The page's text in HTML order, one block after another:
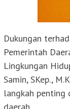
Dukungan
Pemerintah
Lingkungan
Samin, SKep.,
langkah penting
daerah.